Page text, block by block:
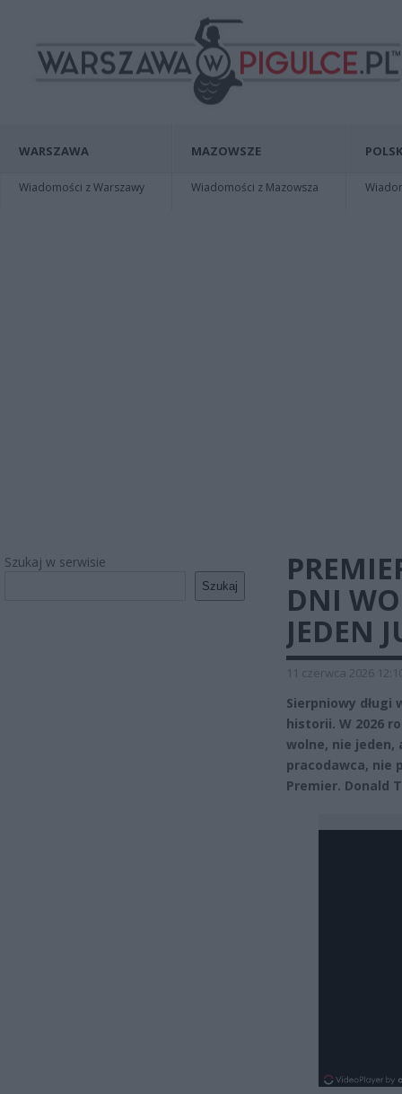
WARSZAWA
Wiadomości z Warszawy
MAZOWSZE
Wiadomości z Mazowsza
Szukaj w serwisie
Szukaj
DNI
JEDEN
11 czerwca 2026
Sierpniowy długi
historii. W 2026
wolne, nie
pracodawca, nie
Premier. Donald